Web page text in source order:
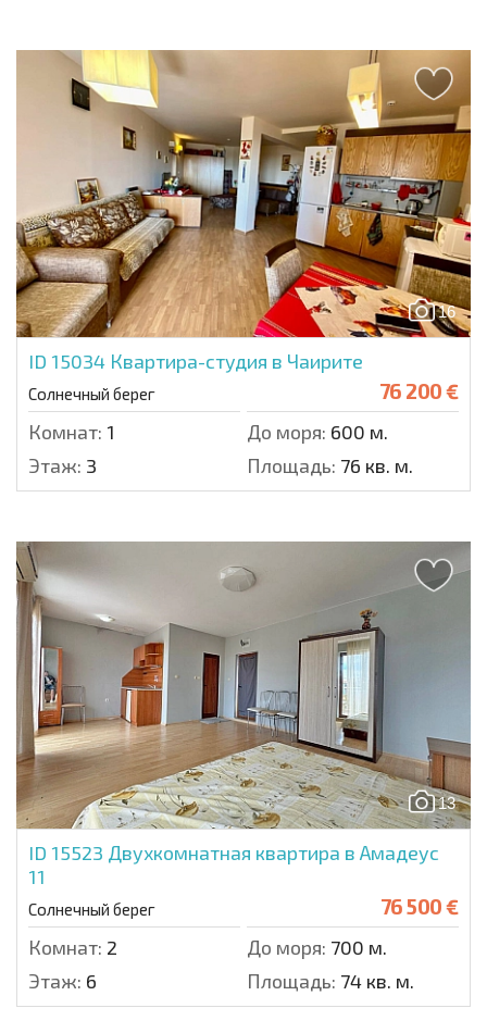
16
ID 15034 Квартира-студия в Чаирите
Солнечный берег 76 200 €
Комнат: 1 До моря: 600 м.
Этаж: 3 Площадь: 76 кв. м.
13
ID 15523 Двухкомнатная квартира в Амадеус
11
Солнечный берег 76 500 €
Комнат: 2 До моря: 700 м.
Этаж: 6 Площадь: 74 кв. м.